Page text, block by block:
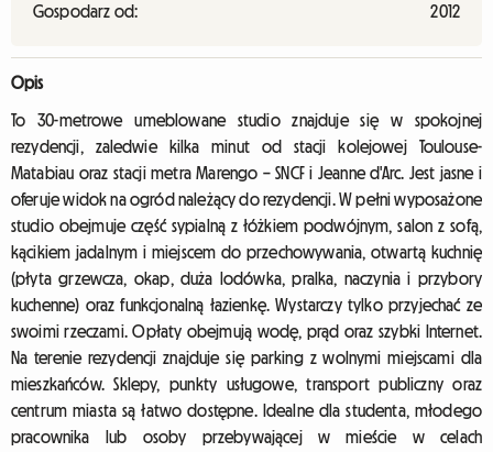
Gospodarz od:
2012
Opis
To 30-metrowe umeblowane studio znajduje się w spokojnej
rezydencji, zaledwie kilka minut od stacji kolejowej Toulouse-
Matabiau oraz stacji metra Marengo – SNCF i Jeanne d'Arc. Jest jasne i
oferuje widok na ogród należący do rezydencji. W pełni wyposażone
studio obejmuje część sypialną z łóżkiem podwójnym, salon z sofą,
kącikiem jadalnym i miejscem do przechowywania, otwartą kuchnię
(płyta grzewcza, okap, duża lodówka, pralka, naczynia i przybory
kuchenne) oraz funkcjonalną łazienkę. Wystarczy tylko przyjechać ze
swoimi rzeczami. Opłaty obejmują wodę, prąd oraz szybki Internet.
Na terenie rezydencji znajduje się parking z wolnymi miejscami dla
mieszkańców. Sklepy, punkty usługowe, transport publiczny oraz
centrum miasta są łatwo dostępne. Idealne dla studenta, młodego
pracownika lub osoby przebywającej w mieście w celach